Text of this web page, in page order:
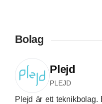
Bolag
Plejd
PLEJD
Plejd är ett teknikbolag.